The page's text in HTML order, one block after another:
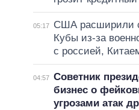
05:17
США расширили
Кубы из-за
с россией,
04:57 Советник
бизнес о
угрозами атак